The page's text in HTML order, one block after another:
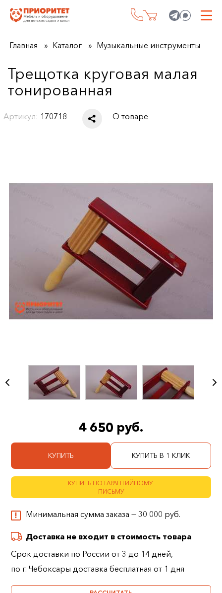
Главная Каталог Музыкальные инструменты
Трещотка круговая малая
тонированная
Артикул: 170718 О товаре
4 650 руб.
КУПИТЬ КУПИТЬ В 1 КЛИК
КУПИТЬ ПО ГАРАНТИЙНОМУ
ПИСЬМУ
Минимальная сумма заказа — 30 000 руб.
Доставка не входит в стоимость товара
Срок доставки по России от 3 до 14 дней,
по г. Чебоксары доставка бесплатная от 1 дня